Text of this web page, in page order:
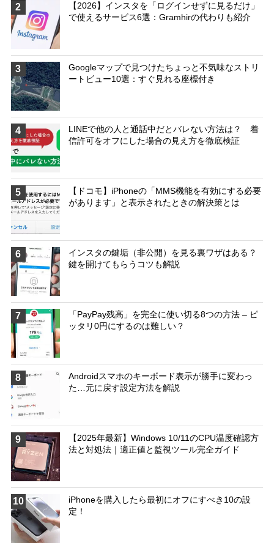
2
【2026】インスタを「ログインせずに見るだけ」
で使えるサービス6選：Gramhirの代わりも紹介
3
Googleマップで見つけたちょっと不気味なストリ
ートビュー10選：すぐ見れる座標付き
4
LINEで他の人と通話中だとバレない方法は？ 着
信許可をオフにした場合の見え方を徹底検証
5
【ドコモ】iPhoneの「MMS機能を有効にする必要
があります」と表示されたときの解決策とは
6
インスタの鍵垢（非公開）を見る裏ワザはある？
鍵を開けてもらうコツも解説
7
「PayPay残高」を完全に使い切る8つの方法 – ピ
ッタリ0円にするのは難しい？
8
Androidスマホのキーボード表示が勝手に変わっ
た…元に戻す設定方法を解説
9
【2025年最新】Windows 10/11のCPU温度確認方
法と対処法｜適正値と監視ツール完全ガイド
10
iPhoneを購入したら最初にオフにすべき10の設
定！